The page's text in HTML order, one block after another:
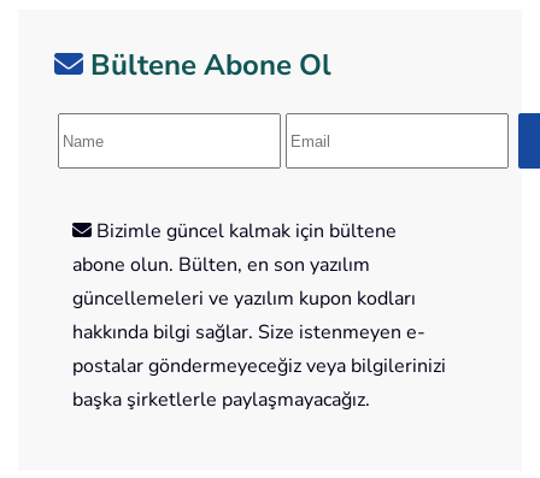
Bültene Abone Ol
Bizimle güncel kalmak için bültene
abone olun. Bülten, en son yazılım
güncellemeleri ve yazılım kupon kodları
hakkında bilgi sağlar. Size istenmeyen e-
postalar göndermeyeceğiz veya bilgilerinizi
başka şirketlerle paylaşmayacağız.